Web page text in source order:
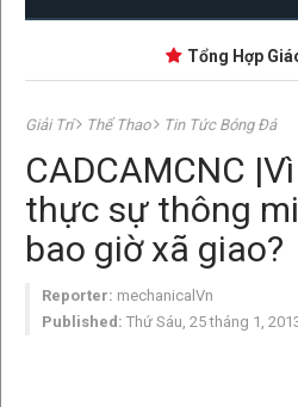
Tổng Hợp Giáo
Giải Trí Thể Thao Tin Tức Bóng Đá
CADCAMCNC
thực sự thông
bao giờ xã giao?
Reporter: mechanicalVn
Published: Thứ Sáu, 25 tháng 1,